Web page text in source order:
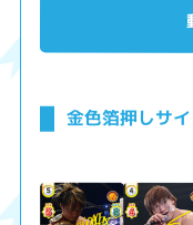
金色箔押しサ